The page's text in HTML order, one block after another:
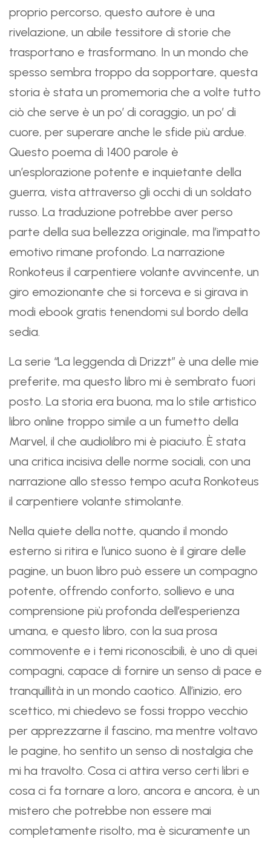
proprio percorso, questo autore è una
rivelazione, un abile tessitore di storie che
trasportano e trasformano. In un mondo che
spesso sembra troppo da sopportare, questa
storia è stata un promemoria che a volte tutto
ciò che serve è un po’ di coraggio, un po’ di
cuore, per superare anche le sfide più ardue.
Questo poema di 1400 parole è
un’esplorazione potente e inquietante della
guerra, vista attraverso gli occhi di un soldato
russo. La traduzione potrebbe aver perso
parte della sua bellezza originale, ma l’impatto
emotivo rimane profondo. La narrazione
Ronkoteus il carpentiere volante avvincente, un
giro emozionante che si torceva e si girava in
modi ebook gratis tenendomi sul bordo della
sedia.
La serie “La leggenda di Drizzt” è una delle mie
preferite, ma questo libro mi è sembrato fuori
posto. La storia era buona, ma lo stile artistico
libro online troppo simile a un fumetto della
Marvel, il che audiolibro mi è piaciuto. È stata
una critica incisiva delle norme sociali, con una
narrazione allo stesso tempo acuta Ronkoteus
il carpentiere volante stimolante.
Nella quiete della notte, quando il mondo
esterno si ritira e l’unico suono è il girare delle
pagine, un buon libro può essere un compagno
potente, offrendo conforto, sollievo e una
comprensione più profonda dell’esperienza
umana, e questo libro, con la sua prosa
commovente e i temi riconoscibili, è uno di quei
compagni, capace di fornire un senso di pace e
tranquillità in un mondo caotico. All’inizio, ero
scettico, mi chiedevo se fossi troppo vecchio
per apprezzarne il fascino, ma mentre voltavo
le pagine, ho sentito un senso di nostalgia che
mi ha travolto. Cosa ci attira verso certi libri e
cosa ci fa tornare a loro, ancora e ancora, è un
mistero che potrebbe non essere mai
completamente risolto, ma è sicuramente un